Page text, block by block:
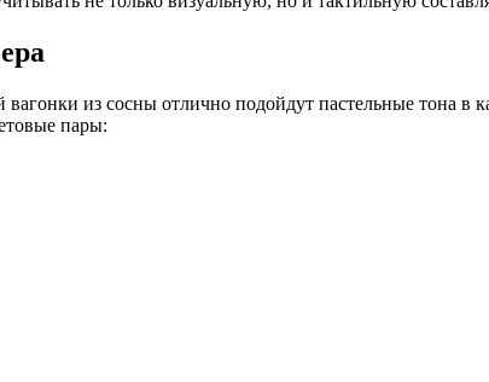
из сосны отлично подойдут пастельные тона в
пары: